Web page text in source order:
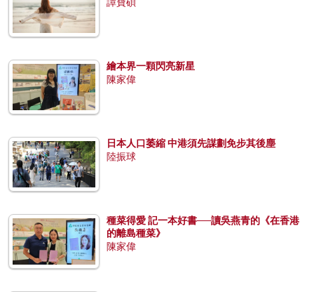
繪本界一顆閃亮新星
陳家偉
日本人口萎縮 中港須先謀劃免步其後塵
陸振球
種菜得愛 記一本好書──讀吳燕青的《在香港
的離島種菜》
陳家偉